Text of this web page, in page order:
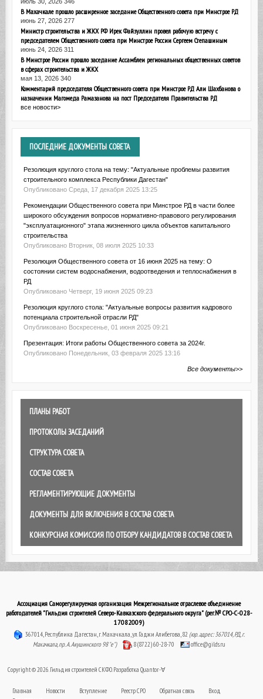
В Махачкале прошло расширенное заседание Общественного совета при Минстрое РД
июнь 27, 2026 277
Министр строительства и ЖКХ РФ Ирек Файзуллин провел рабочую встречу с
председателем Общественного совета при Минстрое России Сергеем Степашиным
июнь 24, 2026 311
В Минстрое России прошло заседание Ассамблеи региональных общественных советов
в сферах строительства и ЖКХ
мая 13, 2026 340
Комментарий председателя Общественного совета при Минстрое РД Али Шахбанова о
назначении Магомеда Рамазанова на пост Председателя Правительства РД
все новости>
ПОСЛЕДНИЕ ДОКУМЕНТЫ СОВЕТА
Резолюция круглого стола на тему: "Актуальные проблемы развития
строительного комплекса Республики Дагестан"
Опубликовано Среда, 17 декабря 2025 13:25
Рекомендации Общественного совета при Минстрое РД в части более
широкого обсуждения вопросов нормативно-правового регулирования
"эксплуатационного" этапа жизненного цикла объектов капитального
строительства
Опубликовано Вторник, 08 июля 2025 10:33
Резолюция Общественного совета от 16 июня 2025 на тему: О
состоянии систем водоснабжения, водоотведения и теплоснабжения в
РД
Опубликовано Четверг, 19 июня 2025 09:23
Резолюция круглого стола: "Актуальные вопросы развития кадрового
потенциала строительной отрасли РД"
Опубликовано Воскресенье, 01 июня 2025 09:21
Презентация: Итоги работы Общественного совета за 2024г.
Опубликовано Понедельник, 03 февраля 2025 13:16
Все документы>>
ПЛАНЫ РАБОТ
ПРОТОКОЛЫ ЗАСЕДАНИЙ
СТРУКТУРА СОВЕТА
СОСТАВ СОВЕТА
РЕГЛАМЕНТИРУЮЩИЕ ДОКУМЕНТЫ
ДОКУМЕНТЫ ДЛЯ ВКЛЮЧЕНИЯ В СОСТАВ СОВЕТА
КОНКУРСНАЯ КОМИССИЯ ПО ОТБОРУ КАНДИДАТОВ В СОСТАВ СОВЕТА
Ассоциация Саморегулируемая организация Межрегиональное отраслевое объединение
работодателей "Гильдия строителей Северо-Кавказского федерального округа" (рег.№ СРО-С-028-
17082009)
367014, Республика Дагестан, г. Махачкала, ул. Гаджи Алибегова, 82 (юр. адрес: 367014, РД, г.
Махачкала, пр. А. Акушинского 98 "е")
8 (8722) 60-28-70 office@gilds.ru
Copyright © 2026. Гильдия строителей СКФО. Разработка Quantor-∀
Главная Новости Вступление Реестр СРО Обратная связь
Вход